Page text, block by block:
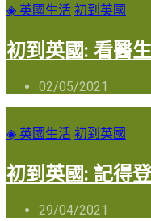
◈ 英國生活 初到英國
初到英國: 看醫
02/05/2021
◈ 英國生活 初到英國
初到英國: 記得
29/04/2021